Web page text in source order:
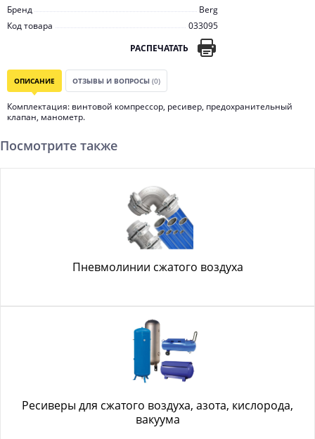
Бренд
Berg
Код товара
033095
РАСПЕЧАТАТЬ
ОПИСАНИЕ ОТЗЫВЫ И ВОПРОСЫ (0)
Комплектация: винтовой компрессор, ресивер, предохранительный
клапан, манометр.
Посмотрите также
Пневмолинии сжатого воздуха
Ресиверы для сжатого воздуха, азота, кислорода,
вакуума